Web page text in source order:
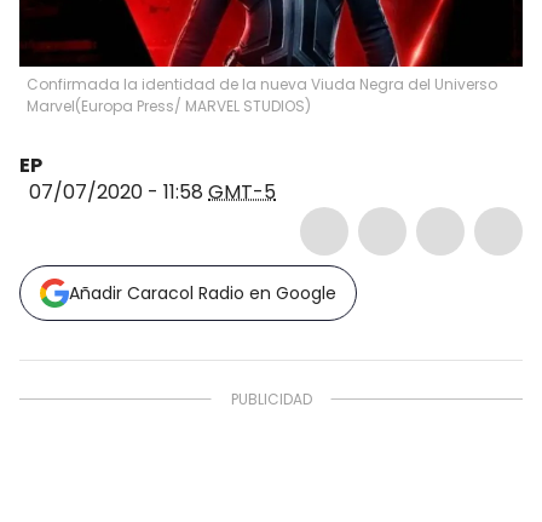
Confirmada la identidad de la nueva Viuda Negra del Universo
Marvel(Europa Press/ MARVEL STUDIOS)
EP
07/07/2020 - 11:58 GMT-5
Añadir Caracol Radio en Google